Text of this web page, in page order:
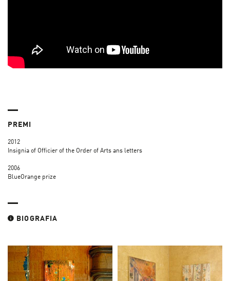
PREMI
2012
Insignia of Officier of the Order of Arts ans letters
2006
BlueOrange prize
BIOGRAFIA